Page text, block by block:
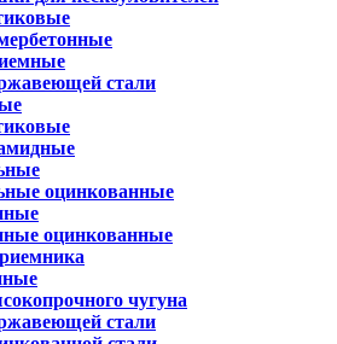
стали
оцинкованные
оцинкованные
чугуна
стали